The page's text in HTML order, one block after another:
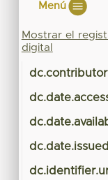
Menú
Mostrar el
digital
dc.date.issued